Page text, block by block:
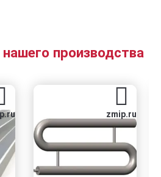
производства
zmip.ru